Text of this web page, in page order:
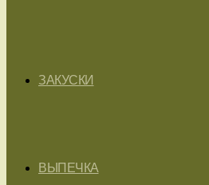
ЗАКУСКИ
ВЫПЕЧКА